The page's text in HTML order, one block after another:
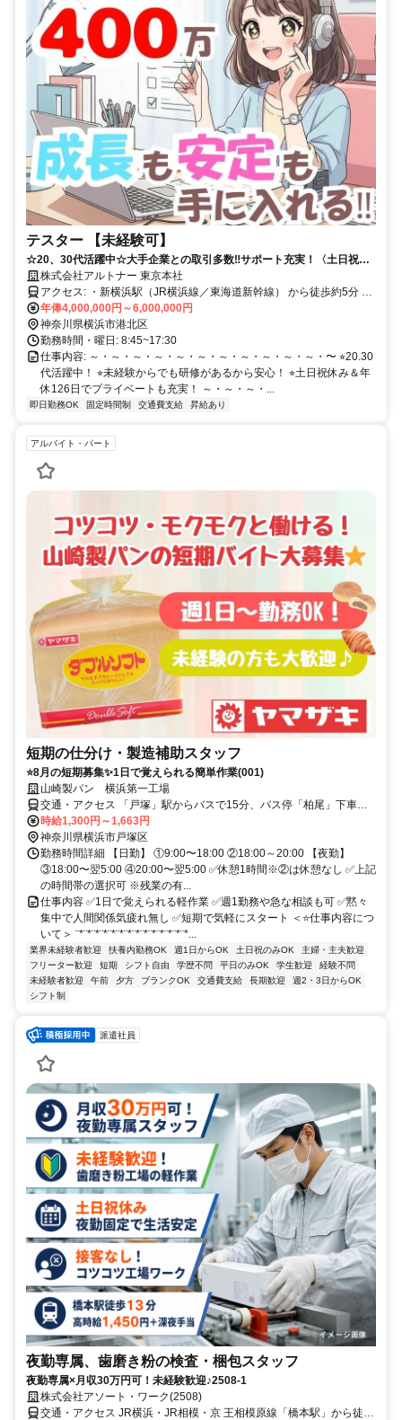
テスター 【未経験可】
☆20、30代活躍中☆大手企業との取引多数‼サポート充実！〈土日祝休
み・年間休日126日◎〉
株式会社アルトナー 東京本社
アクセス: ・新横浜駅（JR横浜線／東海道新幹線） から徒歩約5分 ・
新横浜駅（横浜市営地下鉄ブルーライン） 徒歩約2分
年俸4,000,000円～6,000,000円
神奈川県横浜市港北区
勤務時間・曜日: 8:45~17:30
仕事内容: ～・～・～・～・～・～・～・～・～・～・～・〜 ⭐︎20.30
代活躍中！ ⭐︎未経験からでも研修があるから安心！ ⭐︎土日祝休み＆年
休126日でプライベートも充実！ ～・～・～・...
即日勤務OK 固定時間制 交通費支給 昇給あり
アルバイト・パート
短期の仕分け・製造補助スタッフ
⭐8月の短期募集✨1日で覚えられる簡単作業(001)
山崎製パン 横浜第一工場
交通・アクセス 「戸塚」駅からバスで15分、バス停「柏尾」下車ス
グ
時給1,300円～1,663円
神奈川県横浜市戸塚区
勤務時間詳細 【日勤】 ①9:00〜18:00 ②18:00～20:00 【夜勤】
③18:00〜翌5:00 ④20:00〜翌5:00 ✅休憩1時間※②は休憩なし ✅上記
の時間帯の選択可 ※残業の有...
仕事内容 ✅1日で覚えられる軽作業 ✅週1勤務や急な相談も可 ✅黙々
集中で人間関係気疲れ無し ✅短期で気軽にスタート ＜⭐仕事内容につ
いて＞ ¨*¨*¨*¨*¨*¨*¨*¨*¨*¨*¨*¨*¨*¨*...
業界未経験者歓迎 扶養内勤務OK 週1日からOK 土日祝のみOK
主婦・主夫歓迎
フリーター歓迎
短期 シフト自由 学歴不問 平日のみOK 学生歓迎
経験不問
未経験者歓迎
午前 夕方 ブランクOK 交通費支給 長期歓迎
週2・3日からOK
シフト制
派遣社員
夜勤専属、歯磨き粉の検査・梱包スタッフ
夜勤専属×月収30万円可！未経験歓迎♪2508-1
株式会社アソート・ワーク(2508)
交通・アクセス JR横浜・JR相模・京 王相模原線「橋本駅」から徒歩